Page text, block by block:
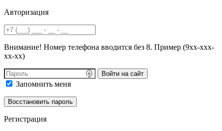
Авторизация
Внимание! Номер телефона вводится без 8. Пример (9хх-ххх-
хх-хх)
Войти на сайт
Запомнить меня
Регистрация